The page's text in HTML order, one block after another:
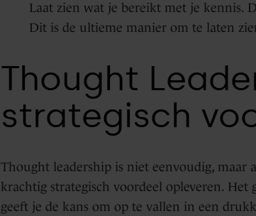
Laat zien wat je bereikt met je kennis.
Dit is de ultieme manier om te laten
Thought
strategisch
Thought leadership is niet eenvoudig, maar
krachtig strategisch voordeel opleveren.
geeft je de kans om op te vallen in een